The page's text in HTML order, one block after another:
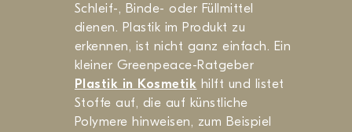
Schleif-, Binde- oder Füllmittel
dienen. Plastik im Produkt zu
erkennen, ist nicht ganz einfach. Ein
kleiner Greenpeace-Ratgeber
Plastik in Kosmetik hilft und listet
Stoffe auf, die auf künstliche
Polymere hinweisen, zum Beispiel